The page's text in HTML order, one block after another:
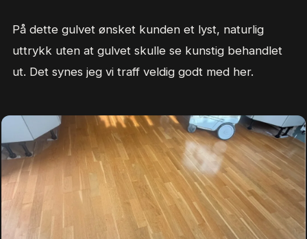
På dette gulvet ønsket kunden et lyst, naturlig
uttrykk uten at gulvet skulle se kunstig behandlet
ut. Det synes jeg vi traff veldig godt med her.